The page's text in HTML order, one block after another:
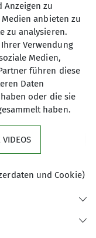
16
für
Anzeigen zu
anbieten zu
zu analysieren.
Verwendung
Medien,
führen diese
Daten
oder die sie
haben.
VIDEOS
und Cookie)